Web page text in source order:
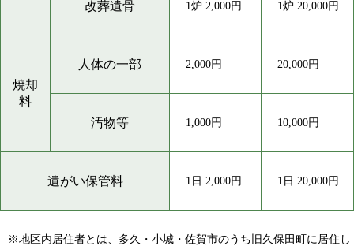
改葬遺骨 1炉 2,000円 1炉 20,000円
焼却
料
人体の一部 2,000円 20,000円
汚物等 1,000円 10,000円
遺がい保管料 1日 2,000円 1日 20,000円
※地区内居住者とは、多久・小城・佐賀市のうち旧久保田町に居住し